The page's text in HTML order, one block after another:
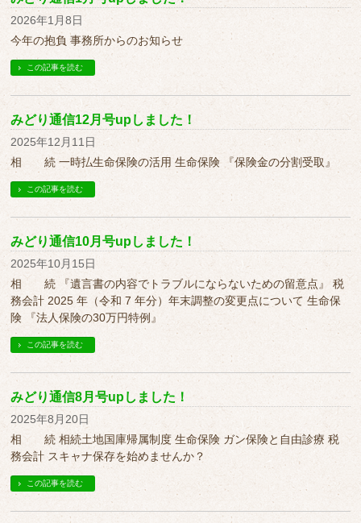
2026年1月8日
今年の抱負 事務所からのお知らせ
この記事を読む
みどり通信12月号upしました！
2025年12月11日
相 続 一時払生命保険の活用 生命保険 『保険金の分割受取』
この記事を読む
みどり通信10月号upしました！
2025年10月15日
相 続 『遺言書の内容でトラブルにならないための留意点』 税
務会計 2025 年（令和 7 年分）年末調整の変更点について 生命保
険 『法人保険の30万円特例』
この記事を読む
みどり通信8月号upしました！
2025年8月20日
相 続 相続土地国庫帰属制度 生命保険 ガン保険と自由診療 税
務会計 スキャナ保存を始めませんか？
この記事を読む